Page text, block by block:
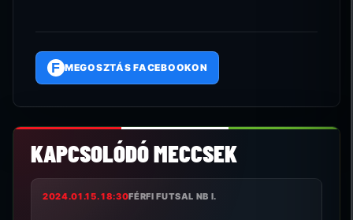
F MEGOSZTÁS FACEBOOKON
KAPCSOLÓDÓ MECCSEK
2024.01.15. 18:30FÉRFI FUTSAL NB I.